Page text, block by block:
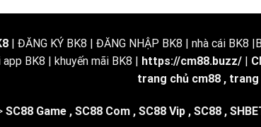
| ĐĂNG KÝ BK8 | ĐĂNG NHẬP BK8 | nhà cái BK8
BK8 | khuyến mãi BK8 | https://cm88.buzz/|
trang chủ cm88 , trang
SC88 Game , SC88 Com , SC88 Vip , SC88 ,